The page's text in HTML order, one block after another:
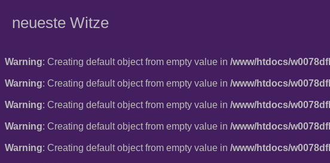
neueste Witze
Warning: Creating default object from empty value in /www/htdocs/
Warning: Creating default object from empty value in /www/htdocs/
Warning: Creating default object from empty value in /www/htdocs/
Warning: Creating default object from empty value in /www/htdocs/
Warning: Creating default object from empty value in /www/htdocs/